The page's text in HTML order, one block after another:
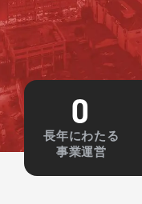
長年にわたる
事業運営
0